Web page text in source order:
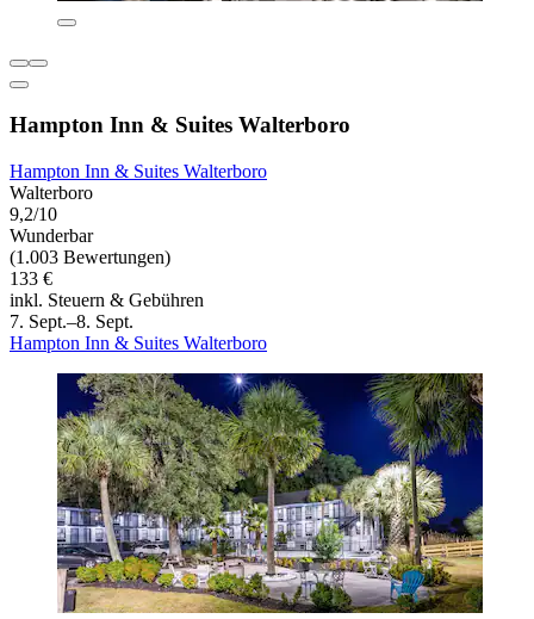
Hampton Inn & Suites Walterboro
Hampton Inn & Suites Walterboro
Walterboro
9,2/10
Wunderbar
(1.003 Bewertungen)
133 €
inkl. Steuern & Gebühren
7. Sept.–8. Sept.
Hampton Inn & Suites Walterboro